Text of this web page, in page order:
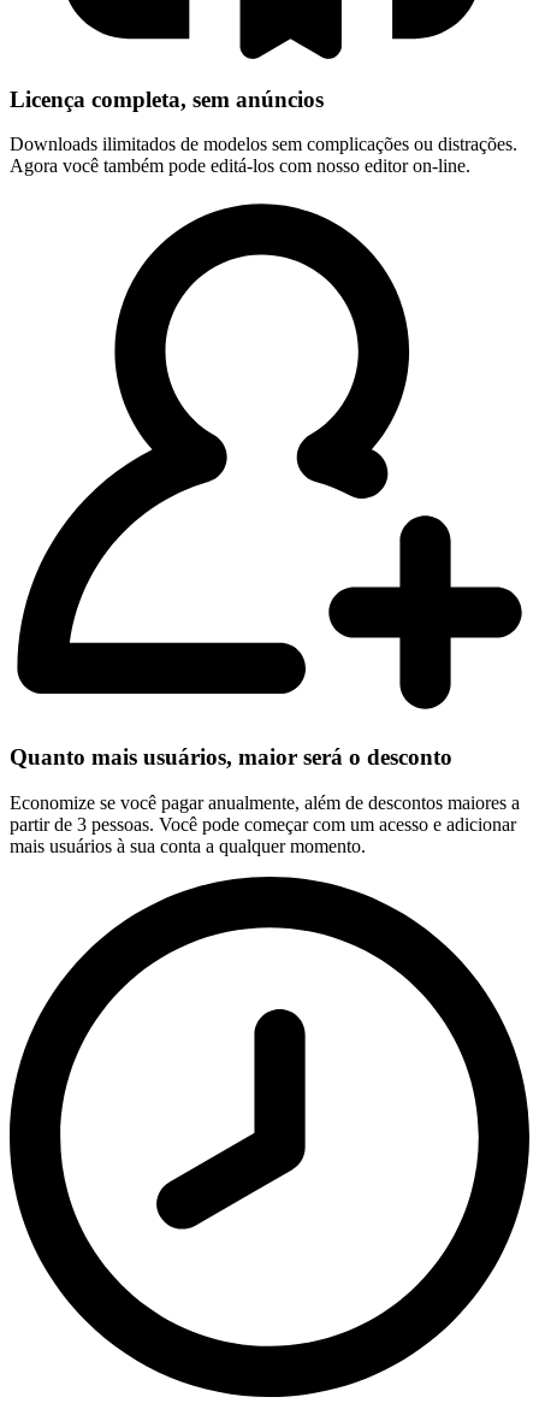
Licença completa, sem anúncios
Downloads ilimitados de modelos sem complicações ou distrações.
Agora você também pode editá-los com nosso editor on-line.
Quanto mais usuários, maior será o desconto
Economize se você pagar anualmente, além de descontos maiores a
partir de 3 pessoas. Você pode começar com um acesso e adicionar
mais usuários à sua conta a qualquer momento.